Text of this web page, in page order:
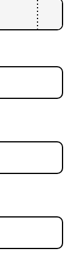
いいえ
会社概
方へ
プライ